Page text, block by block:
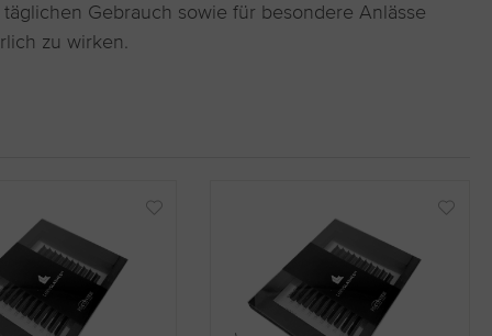
Gebrauch sowie für besondere Anlässe
zu wirken.